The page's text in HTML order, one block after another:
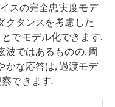
スの完全忠実度モデ
クタンスを考慮した
でモデル化できます.
波ではあるものの, 周
かな応答は, 過渡モデ
できます.